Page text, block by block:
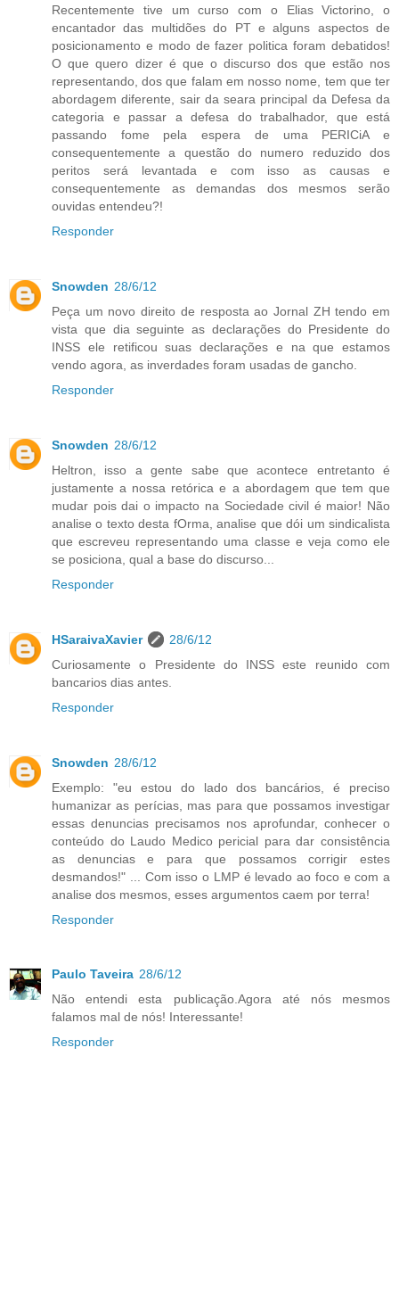
Recentemente tive um curso com o Elias Victorino, o
encantador das multidões do PT e alguns aspectos de
posicionamento e modo de fazer politica foram debatidos!
O que quero dizer é que o discurso dos que estão nos
representando, dos que falam em nosso nome, tem que ter
abordagem diferente, sair da seara principal da Defesa da
categoria e passar a defesa do trabalhador, que está
passando fome pela espera de uma PERICiA e
consequentemente a questão do numero reduzido dos
peritos será levantada e com isso as causas e
consequentemente as demandas dos mesmos serão
ouvidas entendeu?!
Responder
Snowden 28/6/12
Peça um novo direito de resposta ao Jornal ZH tendo em
vista que dia seguinte as declarações do Presidente do
INSS ele retificou suas declarações e na que estamos
vendo agora, as inverdades foram usadas de gancho.
Responder
Snowden 28/6/12
Heltron, isso a gente sabe que acontece entretanto é
justamente a nossa retórica e a abordagem que tem que
mudar pois dai o impacto na Sociedade civil é maior! Não
analise o texto desta fOrma, analise que dói um sindicalista
que escreveu representando uma classe e veja como ele
se posiciona, qual a base do discurso...
Responder
HSaraivaXavier
28/6/12
Curiosamente o Presidente do INSS este reunido com
bancarios dias antes.
Responder
Snowden 28/6/12
Exemplo: "eu estou do lado dos bancários, é preciso
humanizar as perícias, mas para que possamos investigar
essas denuncias precisamos nos aprofundar, conhecer o
conteúdo do Laudo Medico pericial para dar consistência
as denuncias e para que possamos corrigir estes
desmandos!" ... Com isso o LMP é levado ao foco e com a
analise dos mesmos, esses argumentos caem por terra!
Responder
Paulo Taveira 28/6/12
Não entendi esta publicação.Agora até nós mesmos
falamos mal de nós! Interessante!
Responder